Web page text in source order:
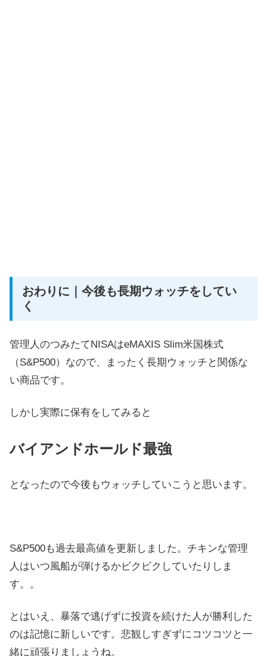
おわりに｜今後も長期ウォッチをしてい
く
管理人のつみたてNISAはeMAXIS Slim米国株式
（S&P500）なので、まったく長期ウォッチと関係な
い商品です。
しかし実際に保有をしてみると
バイアンドホールド最強
となったので今後もウォッチしていこうと思います。
S&P500も過去最高値を更新しました。チキンな管理
人はいつ風船が弾けるかビクビクしていたりしま
す。。
とはいえ、暴落で逃げずに投資を続けた人が勝利した
のは記憶に新しいです。悲観しすぎずにコツコツと一
緒に頑張りましょうね。